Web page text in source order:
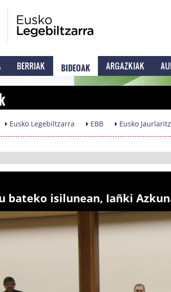
BERRIAK BIDEOAK ARGAZKIAK
Eusko Legebiltzarra EBB Eusko
bateko isilunean, Iañki